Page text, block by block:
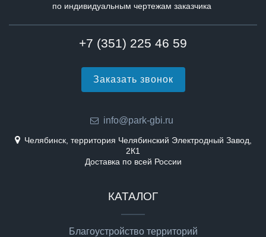
по индивидуальным чертежам заказчика
+7 (351) 225 46 59
Заказать звонок
info@park-gbi.ru
Челябинск, территория Челябинский Электродный Завод,
2К1
Доставка по всей России
КАТАЛОГ
Благоустройство территорий